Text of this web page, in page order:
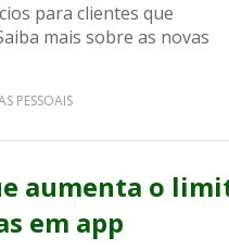
para clientes que
mais sobre as novas
PESSOAIS
aumenta o
em app